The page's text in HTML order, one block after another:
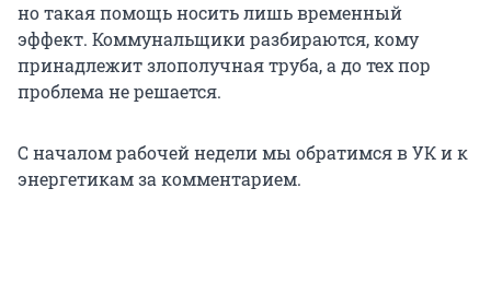
но такая помощь носить лишь временный
эффект. Коммунальщики разбираются, кому
принадлежит злополучная труба, а до тех пор
проблема не решается.
С началом рабочей недели мы обратимся в УК и к
энергетикам за комментарием.